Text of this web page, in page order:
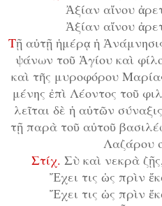
Ἀ­ξί­αν αἴ­νου
Ἀ­ξί­αν αἴ­νου
Τῇ αὐ­τῇ ἡ­μέ­ρᾳ ἡ
ψά­νων τοῦ Ἁ­γί­ου καὶ
καὶ τῆς μυ­ρο­φό­ρου
μέ­νης ἐ­πὶ Λέ­ον­τος τοῦ
λεῖ­ται δὲ ἡ αὐ­τῶν
τῇ πα­ρὰ τοῦ αὐ­τοῦ
Λα­ζά­ρου
Στίχ. Σὺ καὶ νε­κρὰ
Ἔ­χει τις ὡς πρὶν
Ἔ­χει τις ὡς πρὶν